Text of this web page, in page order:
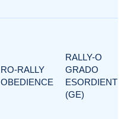
RO-RALLY
OBEDIENCE
RALLY-O
GRADO
ESORDIENTI
(GE)